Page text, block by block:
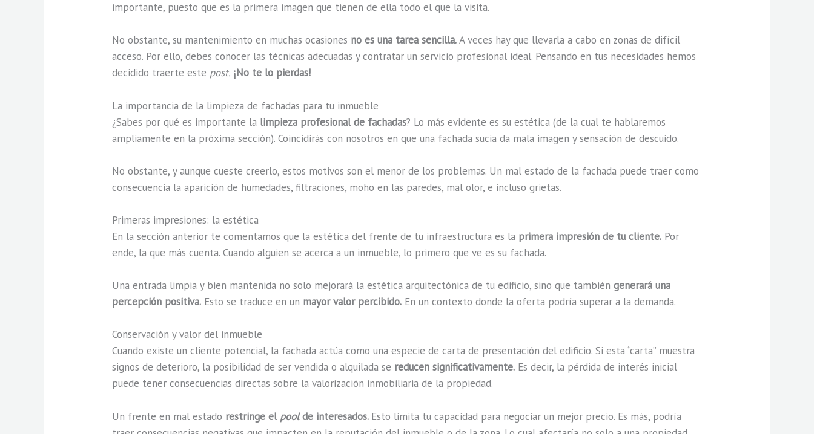
importante, puesto que es la primera imagen que tienen de ella todo el que la visita.
No obstante, su mantenimiento en muchas ocasiones no es una tarea sencilla.A veces hay que llevarla a cabo en zonas de difícil
acceso. Por ello, debes conocer las técnicas adecuadas y contratar un servicio profesional ideal. Pensando en tus necesidades hemos
decidido traerte este post. ¡No te lo pierdas!
La importancia de la limpieza de fachadas para tu inmueble
¿Sabes por qué es importante la limpieza profesional de fachadas? Lo más evidente es su estética (de la cual te hablaremos
ampliamente en la próxima sección). Coincidirás con nosotros en que una fachada sucia da mala imagen y sensación de descuido.
No obstante, y aunque cueste creerlo, estos motivos son el menor de los problemas. Un mal estado de la fachada puede traer como
consecuencia la aparición de humedades, filtraciones, moho en las paredes, mal olor, e incluso grietas.
Primeras impresiones: la estética
En la sección anterior te comentamos que la estética del frente de tu infraestructura es la primera impresión de tu cliente. Por
ende, la que más cuenta. Cuando alguien se acerca a un inmueble, lo primero que ve es su fachada.
Una entrada limpia y bien mantenida no solo mejorará la estética arquitectónica de tu edificio, sino que tambiéngenerará una
percepción positiva. Esto se traduce en un mayor valor percibido. En un contexto donde la oferta podría superar a la demanda.
Conservación y valor del inmueble
Cuando existe un cliente potencial, la fachada actúa como una especie de carta de presentación del edificio. Si esta “carta” muestra
signos de deterioro, la posibilidad de ser vendida o alquilada se reducen significativamente. Es decir, la pérdida de interés inicial
puede tener consecuencias directas sobre la valorización inmobiliaria de la propiedad.
Un frente en mal estado restringe el poolde interesados. Esto limita tu capacidad para negociar un mejor precio. Es más, podría